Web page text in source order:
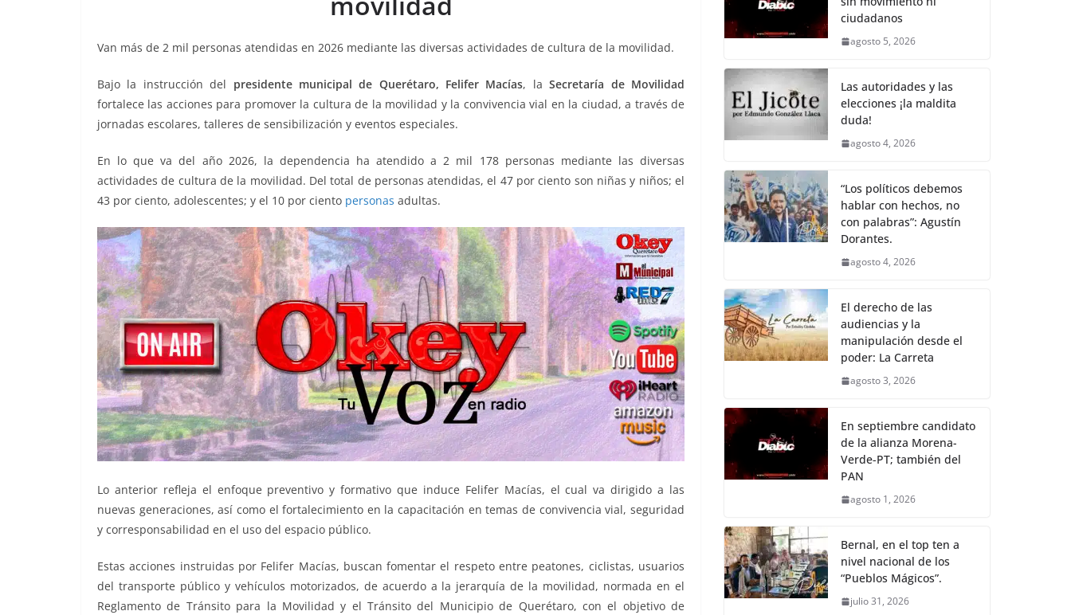
o p k
Van más de 2 mil personas atendidas en 2026 mediante las diversas actividades de cultura de la movilidad.
Bajo la instrucción del presidente municipal de Querétaro, Felifer Macías, la Secretaría de Movilidad
fortalece las acciones para promover la cultura de la movilidad y la convivencia vial en la ciudad, a través de
jornadas escolares, talleres de sensibilización y eventos especiales.
En lo que va del año 2026, la dependencia ha atendido a 2 mil 178 personas mediante las diversas
actividades de cultura de la movilidad. Del total de personas atendidas, el 47 por ciento son niñas y niños; el
43 por ciento, adolescentes; y el 10 por ciento personas adultas.
Lo anterior refleja el enfoque preventivo y formativo que induce Felifer Macías, el cual va dirigido a las
nuevas generaciones, así como el fortalecimiento en la capacitación en temas de convivencia vial, seguridad
y corresponsabilidad en el uso del espacio público.
Estas acciones instruidas por Felifer Macías, buscan fomentar el respeto entre peatones, ciclistas, usuarios
del transporte público y vehículos motorizados, de acuerdo a la jerarquía de la movilidad, normada en el
Reglamento de Tránsito para la Movilidad y el Tránsito del Municipio de Querétaro, con el objetivo de
b
o
o
k
A
p
Li
n
a
ciudadanos
agosto 5, 2026
Las autoridades y las
elecciones ¡la maldita
duda!
agosto 4, 2026
“Los políticos debemos
hablar con hechos, no
con palabras”: Agustín
Dorantes.
agosto 4, 2026
El derecho de las
audiencias y la
manipulación desde el
poder: La Carreta
agosto 3, 2026
En septiembre candidato
de la alianza Morena-
Verde-PT; también del
PAN
agosto 1, 2026
Bernal, en el top ten a
nivel nacional de los
“Pueblos Mágicos”.
julio 31, 2026